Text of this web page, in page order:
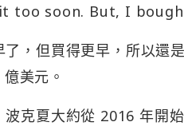
it too soon. But, I
，但買得更早，所以還
美元。
波克夏大約從 2016 年開